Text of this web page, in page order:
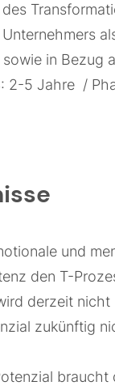
in Bezug
2-5 Jahre /
und
den T-
derzeit
zukünftig